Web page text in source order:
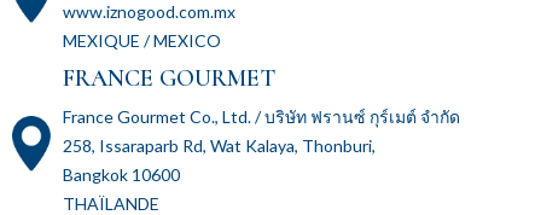
www.iznogood.com.mx
MEXIQUE / MEXICO
FRANCE GOURMET
France Gourmet Co., Ltd. / บริษัท ฟรานซ์ กุร์เมต์ จำกัด
258, Issaraparb Rd, Wat Kalaya, Thonburi,
Bangkok 10600
THAÏLANDE